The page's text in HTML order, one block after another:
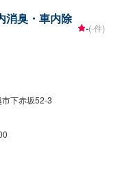
。お車の作業中は代車を
いただいております。『営
・祝・第一月曜
臭・車内除
-(-件)
下赤坂52‐3